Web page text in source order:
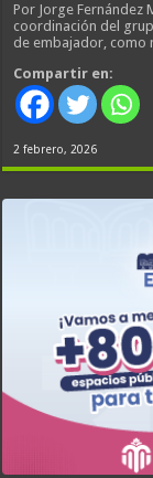
Por Jorge Fernández
coordinación del
de embajador, como
Compartir en:
2 febrero, 2026